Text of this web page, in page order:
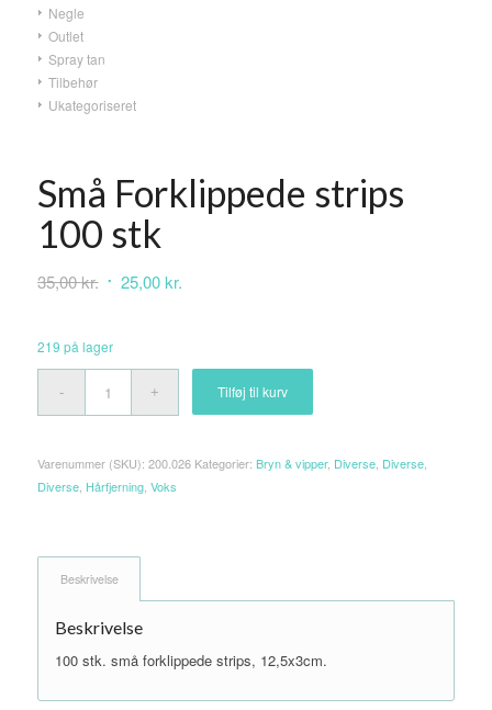
Negle
Outlet
Spray tan
Tilbehør
Ukategoriseret
Små Forklippede strips
100 stk
35,00kr. Den
var:
35,00 kr..
25,00kr.
25,00 kr..
219 på lager
Tilføj til kurv
Varenummer (SKU): 200.026 Kategorier: Bryn & vipper, Diverse, Diverse,
Diverse, Hårfjerning, Voks
Beskrivelse
Beskrivelse
100 stk. små forklippede strips, 12,5x3cm.